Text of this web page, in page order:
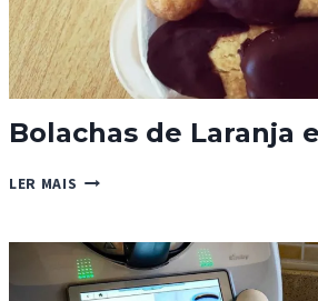
Bolachas de Laranja
LER MAIS BOLACHAS
E
CHOCOLATE